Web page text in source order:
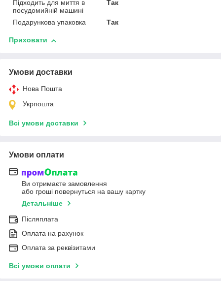
Підходить для миття в
посудомийній машині
Так
Подарункова упаковка Так
Приховати
Умови доставки
Нова Пошта
Укрпошта
Всі умови доставки
Умови оплати
Ви отримаєте замовлення
або гроші повернуться на вашу картку
Детальніше
Післяплата
Оплата на рахунок
Оплата за реквізитами
Всі умови оплати